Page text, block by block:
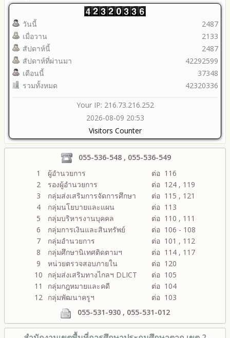
วันนี้
เมื่อวาน
สัปดาห์นี้
สัปดาห์ที่ผ่านมา
เดือนนี้
รวมทั้งหมด
2487
2133
2487
42292599
37348
42320336
Your IP: 216.73.216.252
2026-08-09 20:53
Visitors Counter
055-536-548 , 055-536-549
1
ผู้อำนวยการ
ต่อ 116
2
รองผู้อำนวยการ
ต่อ 124 , 119
3
กลุ่มส่งเสริมการจัดการศึกษา
ต่อ 115 , 121
4
กลุ่มนโยบายและแผน
ต่อ 113
5
กลุ่มบริหารงานบุคคล
ต่อ 110 , 111
6
กลุ่มการเงินและสินทรัพย์
ต่อ 106 - 108
7
กลุ่มอำนวยการ
ต่อ 101 , 112
8
กลุ่มศึกษานิเทศติดตามฯ
ต่อ 114 , 117
9
หน่วยตรวจสอบภายใน
ต่อ 120
10
กลุ่มส่งเสริมทางไกลฯ DLICT
ต่อ 105
11
กลุ่มกฎหมายและคดี
ต่อ 104
12 กลุ่มพัฒนาครูฯ
ต่อ 103
055-531-930 , 055-531-012